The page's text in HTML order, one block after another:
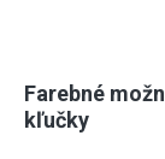
Farebné
kľučky